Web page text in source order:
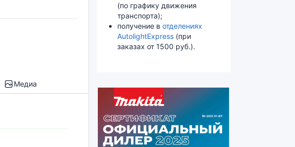
Медиа
(по графику движения
транспорта);
получение в отделениях
AutolightExpress (при
заказах от 1500 руб.).